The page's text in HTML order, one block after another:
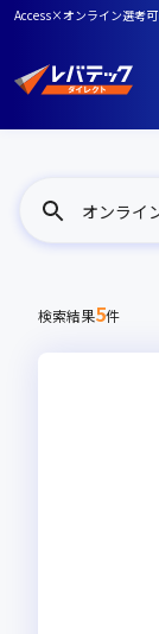
Access×オンライン選考
オンライ
検索結果5件